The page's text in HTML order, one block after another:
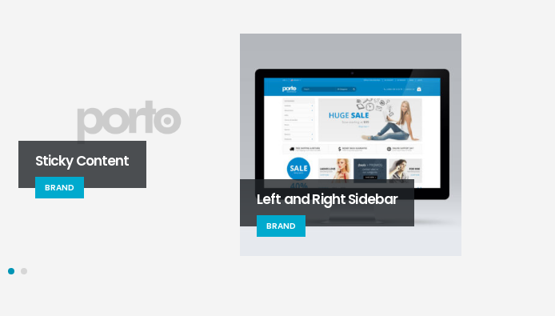
Sticky Content
BRAND
Left and Right Sidebar
BRAND